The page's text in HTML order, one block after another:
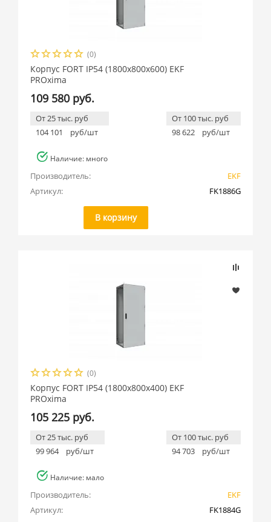
(0)
Корпус FORT IP54 (1800x800x600) EKF
PROxima
109 580 руб.
От 25 тыс. руб
104 101
руб/шт
От 100 тыс. руб
98 622
руб/шт
Наличие: много
Производитель:
EKF
Артикул:
FK1886G
В корзину
(0)
Корпус FORT IP54 (1800x800x400) EKF
PROxima
105 225 руб.
От 25 тыс. руб
99 964
руб/шт
От 100 тыс. руб
94 703
руб/шт
Наличие: мало
Производитель:
EKF
Артикул:
FK1884G